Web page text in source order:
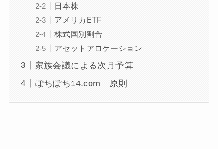
日本株
アメリカETF
株式国別割合
アセットアロケーション
家族会議による次月予算
ぽちぽち14.com 原則